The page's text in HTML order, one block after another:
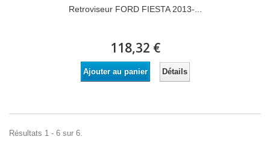
Retroviseur FORD FIESTA 2013-...
118,32 €
Ajouter au panier Détails
Résultats 1 - 6 sur 6.